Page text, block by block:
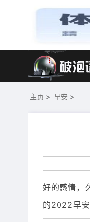
主页 > 早安 >
好的感情，
的2022早